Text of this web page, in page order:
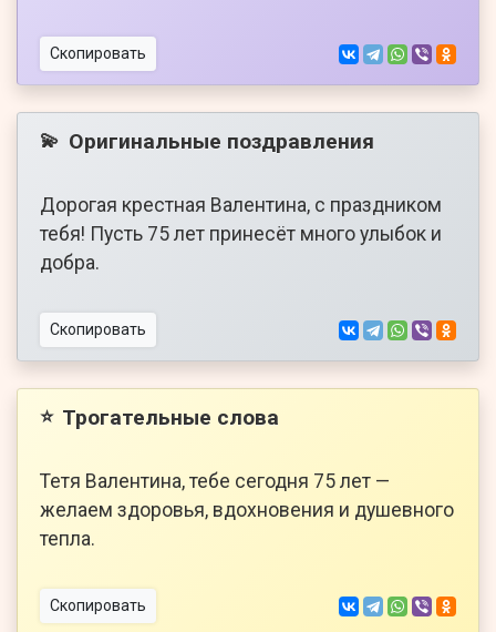
Скопировать
💫 Оригинальные поздравления
Дорогая крестная Валентина, с праздником
тебя! Пусть 75 лет принесёт много улыбок и
добра.
Скопировать
⭐ Трогательные слова
Тетя Валентина, тебе сегодня 75 лет —
желаем здоровья, вдохновения и душевного
тепла.
Скопировать